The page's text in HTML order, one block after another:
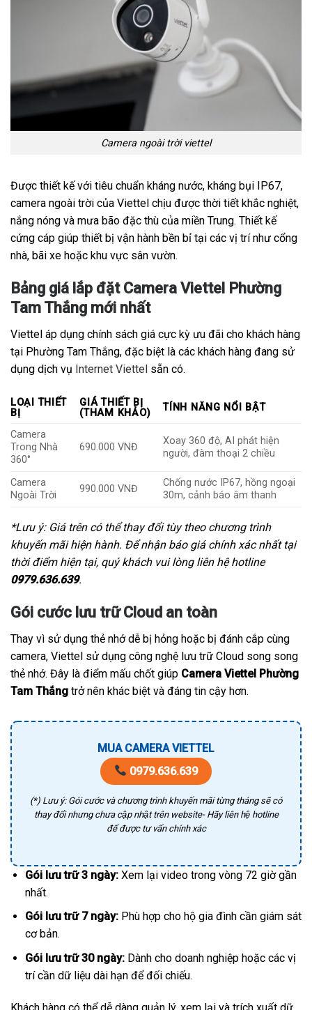
Camera ngoài trời viettel
Được thiết kế với tiêu chuẩn kháng nước, kháng bụi IP67,
camera ngoài trời của Viettel chịu được thời tiết khắc nghiệt,
nắng nóng và mưa bão đặc thù của miền Trung. Thiết kế
cứng cáp giúp thiết bị vận hành bền bỉ tại các vị trí như cổng
nhà, bãi xe hoặc khu vực sân vườn.
Bảng giá lắp đặt Camera Viettel Phường
Tam Thắng mới nhất
Viettel áp dụng chính sách giá cực kỳ ưu đãi cho khách hàng
tại Phường Tam Thắng, đặc biệt là các khách hàng đang sử
dụng dịch vụ Internet Viettel sẵn có.
LOẠI THIẾT
BỊ
GIÁ THIẾT BỊ
(THAM KHẢO)
TÍNH NĂNG NỔI BẬT
Camera
Trong Nhà
360°
690.000 VNĐ
Xoay 360 độ, AI phát hiện
người, đàm thoại 2 chiều
Camera
Ngoài Trời
990.000 VNĐ
Chống nước IP67, hồng ngoại
30m, cảnh báo âm thanh
*Lưu ý: Giá trên có thể thay đổi tùy theo chương trình
khuyến mãi hiện hành. Để nhận báo giá chính xác nhất tại
thời điểm hiện tại, quý khách vui lòng liên hệ hotline
0979.636.639.
Gói cước lưu trữ Cloud an toàn
Thay vì sử dụng thẻ nhớ dễ bị hỏng hoặc bị đánh cắp cùng
camera, Viettel sử dụng công nghệ lưu trữ Cloud song song
thẻ nhớ. Đây là điểm mấu chốt giúp Camera Viettel Phường
Tam Thắng trở nên khác biệt và đáng tin cậy hơn.
MUA CAMERA VIETTEL
0979.636.639
(*) Lưu ý: Gói cước và chương trình khuyến mãi từng tháng sẽ có
thay đổi nhưng chưa cập nhật trên website- Hãy liên hệ hotline
để được tư vấn chính xác
Gói lưu trữ 3 ngày:Xem lại video trong vòng 72 giờ gần
nhất.
Gói lưu trữ 7 ngày:Phù hợp cho hộ gia đình cần giám sát
cơ bản.
Gói lưu trữ 30 ngày:Dành cho doanh nghiệp hoặc các vị
trí cần dữ liệu dài hạn để đối chiếu.